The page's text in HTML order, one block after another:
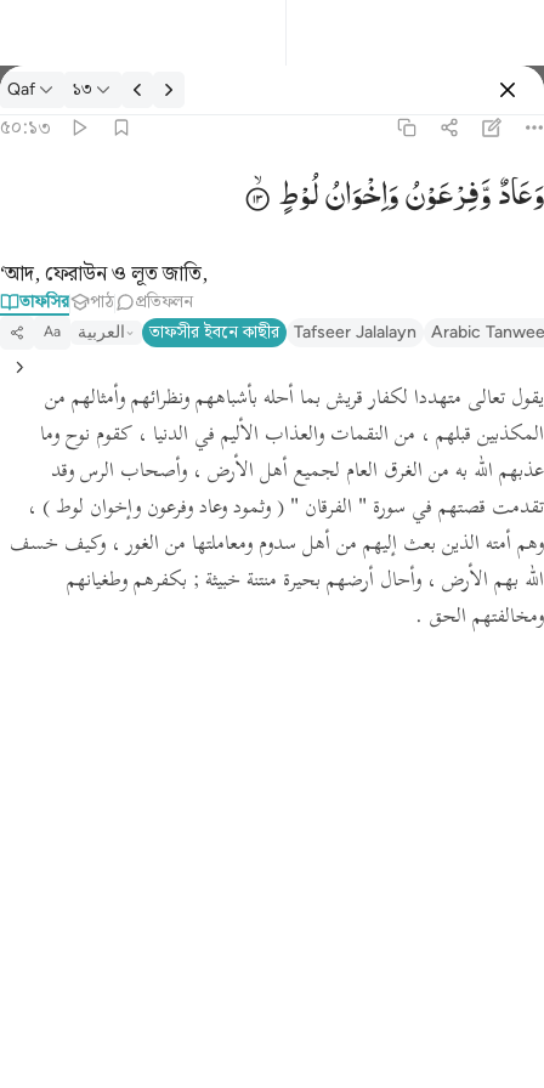
তাফসির: Qaf ৫০:১৩
Qaf ১৩
৫০:১৩
وَعَادٌۭ وَفِرْعَوْنُ وَإِخْوَٰنُ لُوطٍۢ ١٣
وَعَادٌوَّفِرْعَوْنُوَاِخْوَانُلُوْطٍ
‘আদ, ফেরাউন ও লূত জাতি,
তাফসির পাঠ প্রতিফলন
Aa العربية তাফসীর ইবনে কাছীর Tafseer Jalalayn Arabic
يقول تعالى متهددا لكفار قريش بما أحله بأشباههم ونظرائهم وأمثالهم من
المكذبين قبلهم ، من النقمات والعذاب الأليم في الدنيا ، كقوم نوح وما
عذبهم الله به من الغرق العام لجميع أهل الأرض ، وأصحاب الرس وقد
تقدمت قصتهم في سورة " الفرقان " ( وثمود وعاد وفرعون وإخوان لوط ) ،
وهم أمته الذين بعث إليهم من أهل سدوم ومعاملتها من الغور ، وكيف خسف
الله بهم الأرض ، وأحال أرضهم بحيرة منتنة خبيثة ; بكفرهم وطغيانهم
ومخالفتهم الحق .